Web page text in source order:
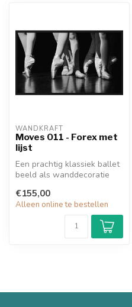
WANDKRAFT
Moves 011 - Forex met
lijst
Een prachtig klassiek ballet
beeld als wanddecoratie
€155,00
Alleen online te bestellen